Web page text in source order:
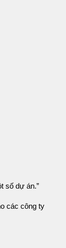
số dự án.”
các công ty